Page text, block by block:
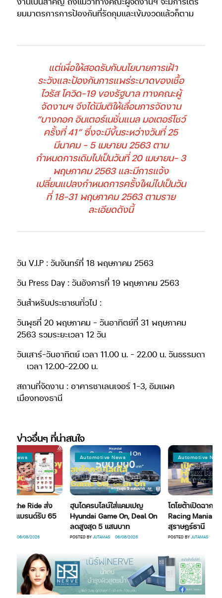
ยมมาตรการการป้องกันที่รัดกุมและเข้มงวดแล้วก็ตาม
แต่เพื่อให้สอดรับกับนโยบายการเฝ้า
ระวังและป้องกันการแพร่ระบาดของเชื้อ
ไวรัส โควิด-19 ของรัฐบาล ทางคณะผู้
จัดงานฯ จึงได้มีมติให้เลื่อนการจัดงาน
“บางกอก อินเตอร์เนชั่นแนล มอเตอร์โชว์
ครั้งที่ 41” ซึ่งจะมีขึ้นระหว่างวันที่ 25
มีนาคม – 5 เมษายน 2563 ตาม
กำหนดการเดิมไปเป็นวันที่ 20 เมษายน- 3
พฤษภาคม 2563 และมีการแจ้ง
เปลี่ยนแปลงกำหนดการครั้งใหม่ไปเป็นวัน
ที่ 18-31 พฤษภาคม 2563 ตามราย
ละเอียดดังนี้
วัน V.I.P : วันจันทร์ที่ 18 พฤษภาคม 2563
วัน Press Day : วันอังคารที่ 19 พฤษภาคม 2563
วันสำหรับประชาชนทั่วไป :
วันพุธที่ 20 พฤษภาคม – วันอาทิตย์ที่ 31 พฤษภาคม
2563 รวมระยะเวลา 12 วัน
วันเสาร์-วันอาทิตย์ เวลา 11.00 น. – 22.00 น. วันธรรมดา
เวลา 12.00-22.00 น.
สถานที่จัดงาน : อาคารชาเลนเจอร์ 1-3, อิมแพค
เมืองทองธานี
ข่าวอื่นๆ ที่น่าสนใจ
News
the Ride ส่ง
รชแบรนด์รับ 65
06/08/2026
Automotive News
ฮุนไดครบไลน์ใส่แคมเปญ
Hyundai Game On, Deal On
ลดสูงสุด 5 แสนบาท
POSTED BYJUTAMAS 06/08/2026
Automotive News
โตโยต้าเปิดฉาก
Racing Mania
สุราษฎร์ธานี
POSTED BY JUTAMAS 05/08/